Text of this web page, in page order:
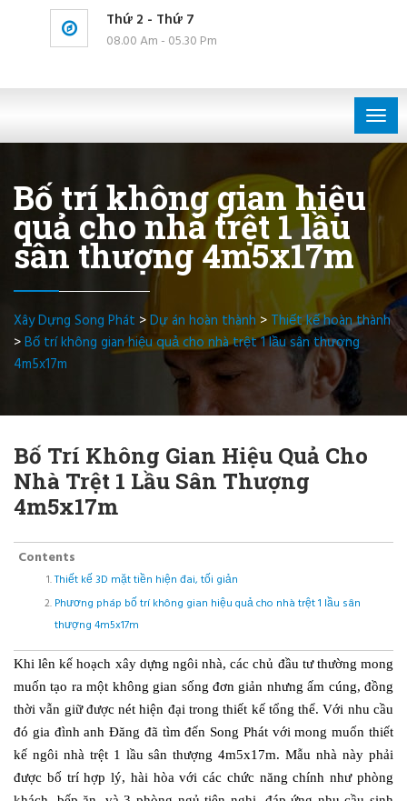
Thứ 2 - Thứ 7
08.00 Am - 05.30 Pm
Bố trí không gian hiệu
quả cho nhà trệt 1 lầu
sân thượng 4m5x17m
Xây Dựng Song Phát >Dự án hoàn thành > Thiết kế hoàn thành
>Bố trí không gian hiệu quả cho nhà trệt 1 lầu sân thượng
4m5x17m
Bố Trí Không Gian Hiệu Quả Cho
Nhà Trệt 1 Lầu Sân Thượng
4m5x17m
Contents
Thiết kế 3D mặt tiền hiện đai, tối giản
Phương pháp bố trí không gian hiệu quả cho nhà trệt 1 lầu sân
thượng 4m5x17m
Khi lên kế hoạch xây dựng ngôi nhà, các chủ đầu tư thường mong
muốn tạo ra một không gian sống đơn giản nhưng ấm cúng, đồng
thời vẫn giữ được nét hiện đại trong thiết kế tổng thể. Với nhu cầu
đó gia đình anh Đăng đã tìm đến Song Phát với mong muốn thiết
kế ngôi nhà trệt 1 lầu sân thượng 4m5x17m. Mẫu nhà này phải
được bố trí hợp lý, hài hòa với các chức năng chính như phòng